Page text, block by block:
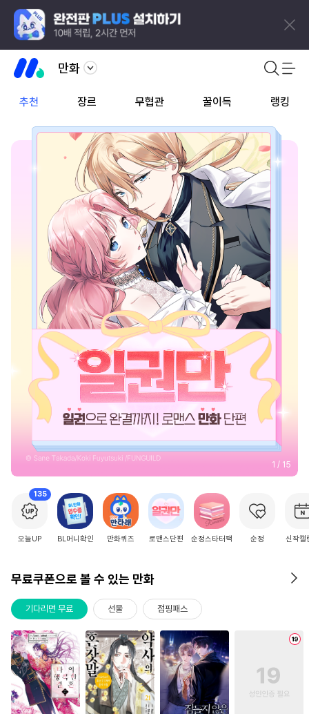
만화
추천 장르 무협관 꿀이득 랭킹
2 / 15
135
오늘UP BL머니확인 만화퀴즈 로맨스단편 순정스타터팩 순정 신작캘
무료쿠폰으로 볼 수 있는 만화
기다리면 무료 선물 점핑패스